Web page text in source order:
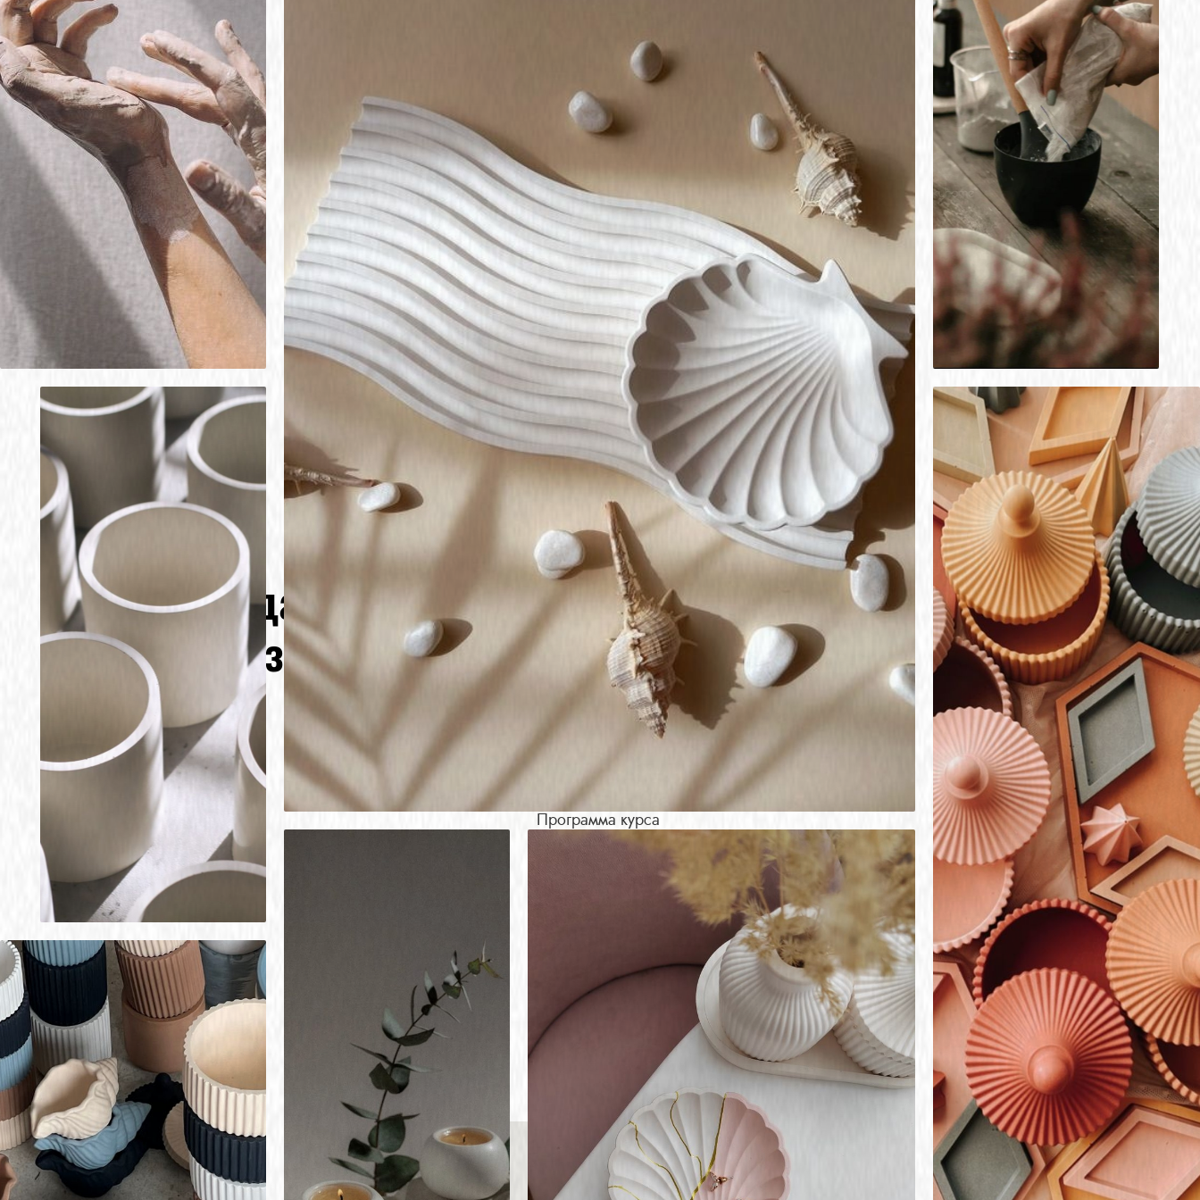
Курс "Создание
изделий из гипса"
Посмотреть тарифы
Программа курса
от простого к сложному.
Окурсе
Освойте уникальное искусство
обычный порошок в шедевры!
Наш курс разработан таким
образом, чтобы вы шаг за шагом
раскрыли свой творческий
потенциал, научились создавать
потрясающие элементы декора,
сувениры и даже скульптуры
своими руками.